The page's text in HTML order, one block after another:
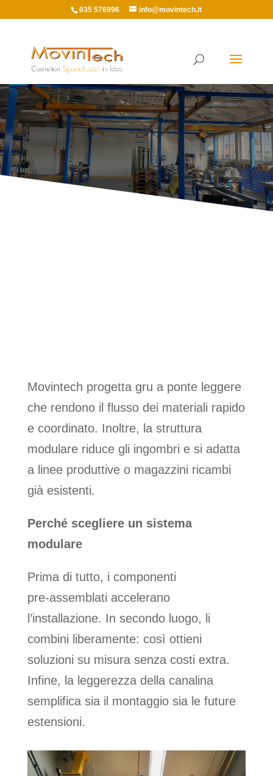
035 576996 info@movintech.it
Movintech progetta gru a ponte leggere
che rendono il flusso dei materiali rapido
e coordinato. Inoltre, la struttura
modulare riduce gli ingombri e si adatta
a linee produttive o magazzini ricambi
già esistenti.
Perché scegliere un sistema
modulare
Prima di tutto, i componenti
pre‑assemblati accelerano
l’installazione. In secondo luogo, li
combini liberamente: così ottieni
soluzioni su misura senza costi extra.
Infine, la leggerezza della canalina
semplifica sia il montaggio sia le future
estensioni.